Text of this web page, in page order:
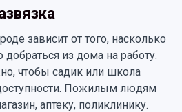
зависит от того, насколько
из дома на работу.
чтобы садик или школа
Пожилым людям
аптеку, поликлинику.